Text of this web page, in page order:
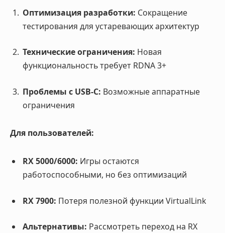
Оптимизация разработки: Сокращение
тестирования для устаревающих архитектур
Технические ограничения: Новая
функциональность требует RDNA 3+
Проблемы с USB-C: Возможные аппаратные
ограничения
Для пользователей:
RX 5000/6000: Игры остаются
работоспособными, но без оптимизаций
RX 7900: Потеря полезной функции VirtualLink
Альтернативы: Рассмотреть переход на RX